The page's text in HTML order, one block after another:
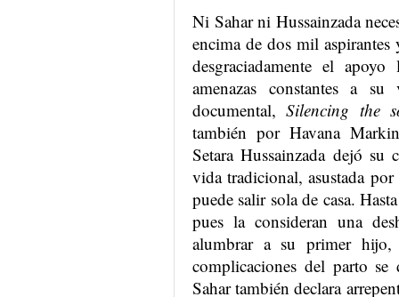
Ni Sahar ni Hussainzada
encima de dos mil aspirantes
desgraciadamente el
amenazas constantes a
documental,Silencing the
también por Havana
Setara Hussainzada dejó su
vida tradicional, asustada
puede salir sola de casa.
pues la consideran una
alumbrar a su primer
complicaciones del parto
Sahar también declara